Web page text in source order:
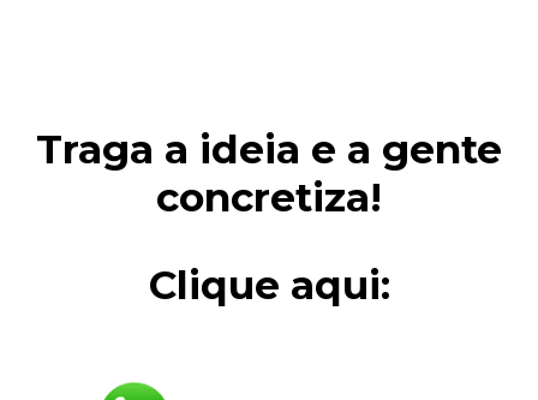
Traga a ideia e a gente
concretiza!
Clique aqui: